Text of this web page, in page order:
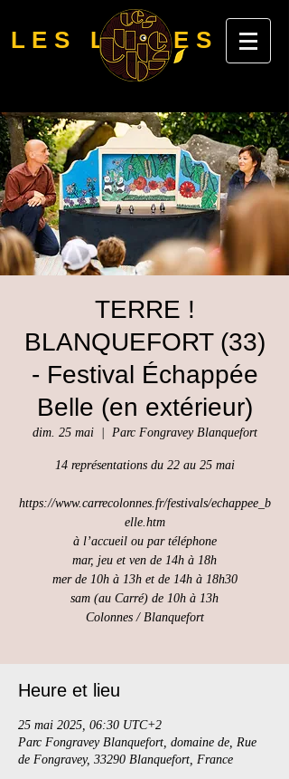
LES LUBIES
TERRE !
BLANQUEFORT (33)
- Festival Échappée
Belle (en extérieur)
dim. 25 mai
  |
Parc Fongravey Blanquefort
14 représentations du 22 au 25 mai
https://www.carrecolonnes.fr/festivals/echappee_b
elle.htm
à l’accueil ou par téléphone
mar, jeu et ven de 14h à 18h
mer de 10h à 13h et de 14h à 18h30
sam (au Carré) de 10h à 13h
Colonnes / Blanquefort
Heure et lieu
25 mai 2025, 06:30 UTC+2
Parc Fongravey Blanquefort, domaine de, Rue
de Fongravey, 33290 Blanquefort, France